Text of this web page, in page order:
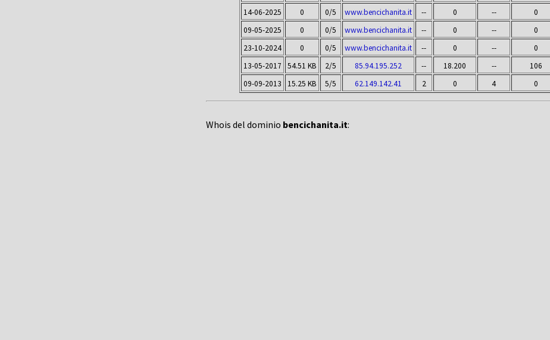
14-06-2025
0 0/5 www.bencichanita.it -- 0 -- 0
09-05-2025
0 0/5 www.bencichanita.it -- 0 -- 0
23-10-2024
0 0/5 www.bencichanita.it -- 0 -- 0
13-05-2017
54.51 KB 2/5 85.94.195.252 -- 18.200 -- 106
09-09-2013
15.25 KB 5/5 62.149.142.41 2 0 4 0
Whois del dominio bencichanita.it: